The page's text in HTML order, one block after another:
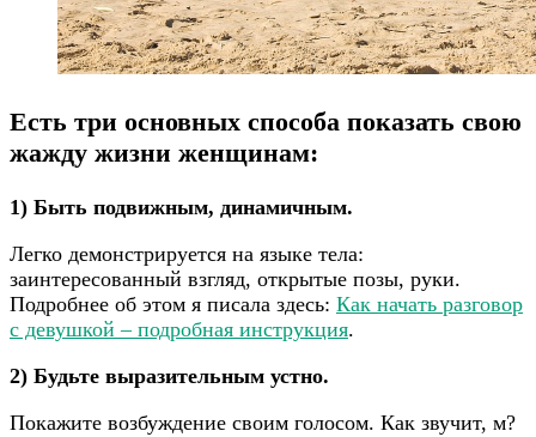
Есть три основных способа показать свою
жажду жизни женщинам:
1) Быть подвижным, динамичным.
Легко демонстрируется на языке тела:
заинтересованный взгляд, открытые позы, руки.
Подробнее об этом я писала здесь: Как начать разговор
с девушкой – подробная инструкция.
2) Будьте выразительным устно.
Покажите возбуждение своим голосом. Как звучит, м?